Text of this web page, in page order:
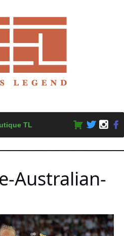
TL
Australian-